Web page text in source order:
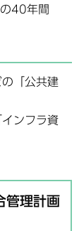
40年間
「公共建
ンフラ資
管理計画